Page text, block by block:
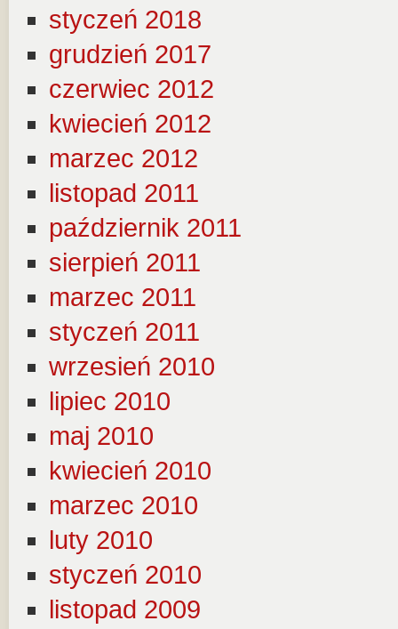
styczeń 2018
grudzień 2017
czerwiec 2012
kwiecień 2012
marzec 2012
listopad 2011
październik 2011
sierpień 2011
marzec 2011
styczeń 2011
wrzesień 2010
lipiec 2010
maj 2010
kwiecień 2010
marzec 2010
luty 2010
styczeń 2010
listopad 2009